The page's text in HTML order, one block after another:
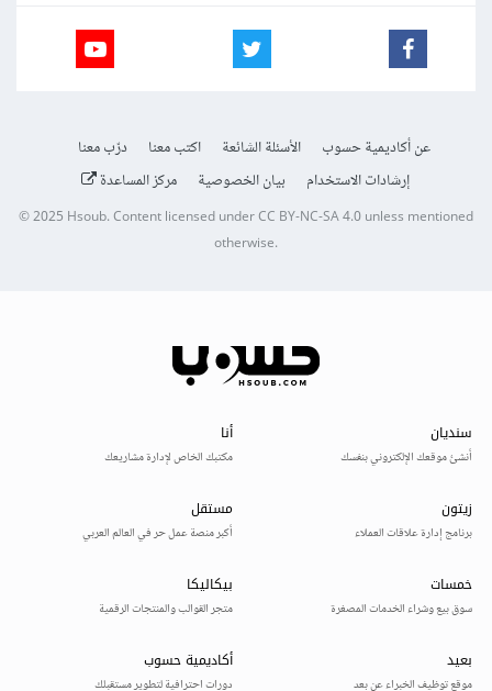
عن أكاديمية حسوب الأسئلة الشائعة اكتب معنا
درّب معنا
إرشادات الاستخدام
بيان الخصوصية مركز المساعدة
© 2025Hsoub.Content licensed underCC BY-NC-SA 4.0unless mentioned
otherwise.